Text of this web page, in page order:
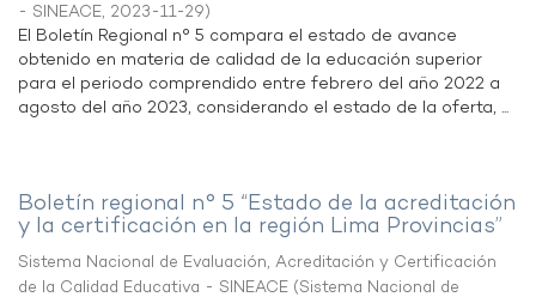
- SINEACE, 2023-11-29)
El Boletín Regional n° 5 compara el estado de avance
obtenido en materia de calidad de la educación superior
para el periodo comprendido entre febrero del año 2022 a
agosto del año 2023, considerando el estado de la oferta, ...
Boletín regional n° 5 “Estado de la acreditación
y la certificación en la región Lima Provincias”
Sistema Nacional de Evaluación, Acreditación y Certificación
de la Calidad Educativa - SINEACE (Sistema Nacional de